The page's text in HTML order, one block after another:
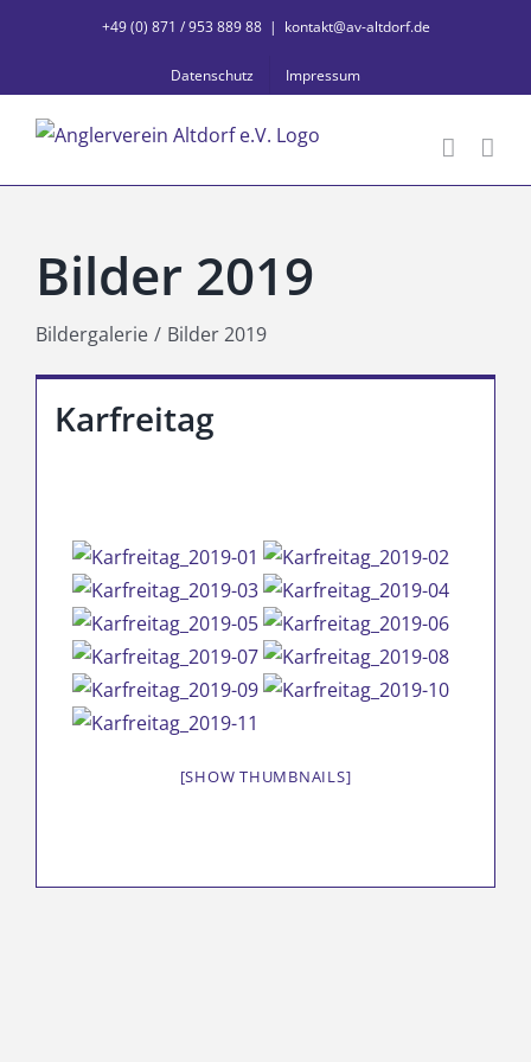
+49 (0) 871 / 953 889 88 | kontakt@av-altdorf.de
Datenschutz Impressum
Bilder 2019
Bildergalerie Bilder 2019
Karfreitag
[SHOW THUMBNAILS]